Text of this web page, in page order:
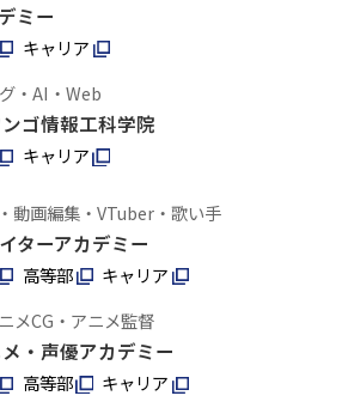
ミー
キャリア
・AI・Web
ゴ情報工科学院
キャリア
動画編集・VTuber・歌い手
ターアカデミー
高等部
キャリア
メCG・アニメ監督
・声優アカデミー
高等部
キャリア